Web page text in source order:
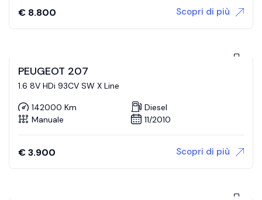
€ 8.800 Scopri di più
PEUGEOT 207
1.6 8V HDi 93CV SW X Line
142000 Km
Diesel
Manuale
11/2010
€3.900 Scopri di più